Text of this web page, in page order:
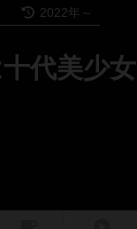
2022年～
代美少女